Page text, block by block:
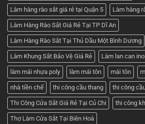
Làm hàng rào sắt giá rẻ tại Quận 5 Làm hàng
Làm Hàng Rào Sắt Giá Rẻ Tại TP Dĩ An
Làm Hàng Rào Sắt Tại Thủ Dầu Một Bình Dương
Làm Khung Sắt Bảo Vệ Giá Rẻ Làm lan can
làm mái nhựa poly làm mái tôn mái tôn
nhà tiền chế thi công cầu thang thi công
Thi Công Cửa Sắt Giá Rẻ Tại Củ Chi thi công
Thợ Làm Cửa Sắt Tại Biên Hoà